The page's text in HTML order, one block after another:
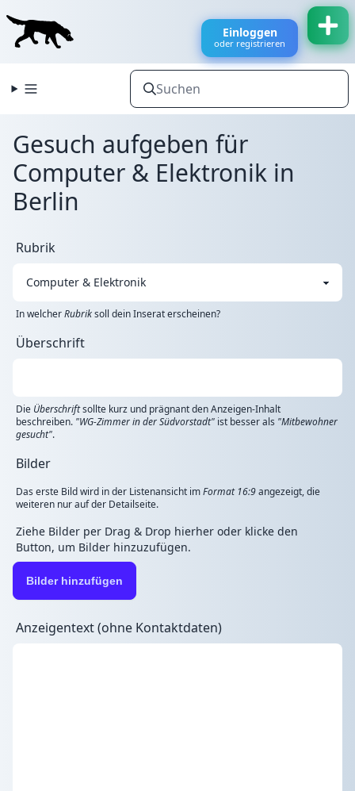
Einloggen
oder registrieren
Gesuch aufgeben für
Computer & Elektronik in
Berlin
Rubrik
In welcherRubriksoll dein Inserat erscheinen?
Überschrift
Die Überschriftsollte kurz und prägnant den Anzeigen-Inhalt
beschreiben. "WG-Zimmer in der Südvorstadt" ist besser als "Mitbewohner
gesucht".
Bilder
Das erste Bild wird in der Listenansicht imFormat 16:9angezeigt, die
weiteren nur auf der Detailseite.
Ziehe Bilder per Drag & Drop hierher oder klicke den
Button, um Bilder hinzuzufügen.
Bilder hinzufügen
Anzeigentext (ohne Kontaktdaten)